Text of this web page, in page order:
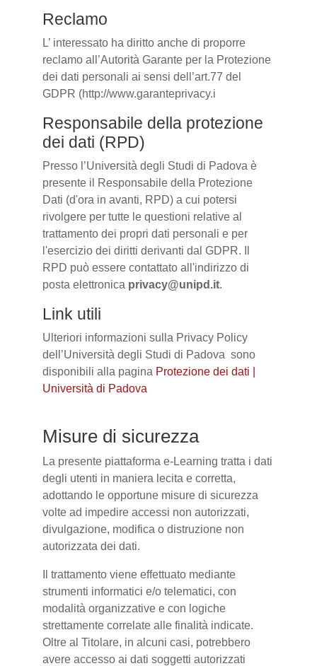
Reclamo
L’ interessato ha diritto anche di proporre
reclamo all’Autorità Garante per la Protezione
dei dati personali ai sensi dell’art.77 del
GDPR (http://www.garanteprivacy.i
Responsabile della protezione
dei dati (RPD)
Presso l’Università degli Studi di Padova è
presente il Responsabile della Protezione
Dati (d'ora in avanti, RPD) a cui potersi
rivolgere per tutte le questioni relative al
trattamento dei propri dati personali e per
l'esercizio dei diritti derivanti dal GDPR. Il
RPD può essere contattato all'indirizzo di
posta elettronica privacy@unipd.it.
Link utili
Ulteriori informazioni sulla Privacy Policy
dell’Università degli Studi di Padova sono
disponibili alla pagina Protezione dei dati |
Università di Padova
Misure di sicurezza
La presente piattaforma e-Learning tratta i dati
degli utenti in maniera lecita e corretta,
adottando le opportune misure di sicurezza
volte ad impedire accessi non autorizzati,
divulgazione, modifica o distruzione non
autorizzata dei dati.
Il trattamento viene effettuato mediante
strumenti informatici e/o telematici, con
modalità organizzative e con logiche
strettamente correlate alle finalità indicate.
Oltre al Titolare, in alcuni casi, potrebbero
avere accesso ai dati soggetti autorizzati